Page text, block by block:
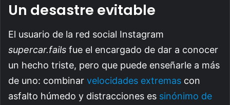
Un desastre evitable
El usuario de la red social Instagram
supercar.fails fue el encargado de dar a conocer
un hecho triste, pero que puede enseñarle a más
de uno: combinar velocidades extremas con
asfalto húmedo y distracciones es sinónimo de